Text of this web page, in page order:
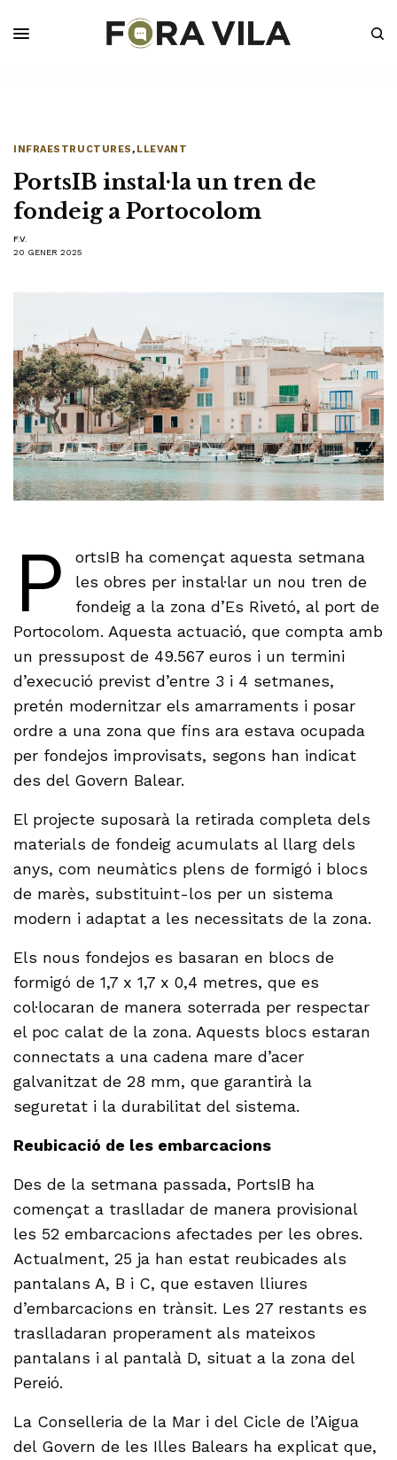
INFRAESTRUCTURES, LLEVANT
PortsIB instal·la un tren de
fondeig a Portocolom
F.V.
20 GENER 2025
P
ortsIB ha començat aquesta setmana
les obres per instal·lar un nou tren de
fondeig a la zona d’Es Rivetó, al port de
Portocolom. Aquesta actuació, que compta amb
un pressupost de 49.567 euros i un termini
d’execució previst d’entre 3 i 4 setmanes,
pretén modernitzar els amarraments i posar
ordre a una zona que fins ara estava ocupada
per fondejos improvisats, segons han indicat
des del Govern Balear.
El projecte suposarà la retirada completa dels
materials de fondeig acumulats al llarg dels
anys, com neumàtics plens de formigó i blocs
de marès, substituint-los per un sistema
modern i adaptat a les necessitats de la zona.
Els nous fondejos es basaran en blocs de
formigó de 1,7 x 1,7 x 0,4 metres, que es
col·locaran de manera soterrada per respectar
el poc calat de la zona. Aquests blocs estaran
connectats a una cadena mare d’acer
galvanitzat de 28 mm, que garantirà la
seguretat i la durabilitat del sistema.
Reubicació de les embarcacions
Des de la setmana passada, PortsIB ha
començat a traslladar de manera provisional
les 52 embarcacions afectades per les obres.
Actualment, 25 ja han estat reubicades als
pantalans A, B i C, que estaven lliures
d’embarcacions en trànsit. Les 27 restants es
traslladaran properament als mateixos
pantalans i al pantalà D, situat a la zona del
Pereió.
La Conselleria de la Mar i del Cicle de l’Aigua
del Govern de les Illes Balears ha explicat que,